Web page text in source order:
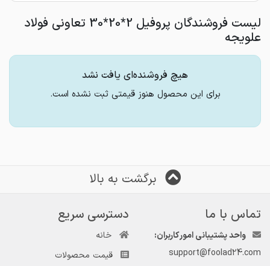
لیست فروشندگان پروفیل 2*20*30 تعاونی فولاد
علویجه
هیچ فروشنده‌ای یافت نشد
برای این محصول هنوز قیمتی ثبت نشده است.
برگشت به بالا
تماس با ما
واحد پشتیبانی امور کاربران:
support@foolad24.com
دسترسی سریع
خانه
قیمت محصولات